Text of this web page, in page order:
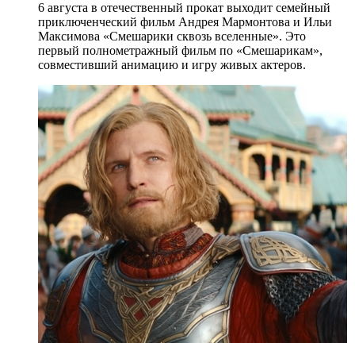
6 августа в отечественный прокат выходит семейный
приключенческий фильм Андрея Мармонтова и Ильи
Максимова «Смешарики сквозь вселенные». Это
первый полнометражный фильм по «Смешарикам»,
совместивший анимацию и игру живых актеров.